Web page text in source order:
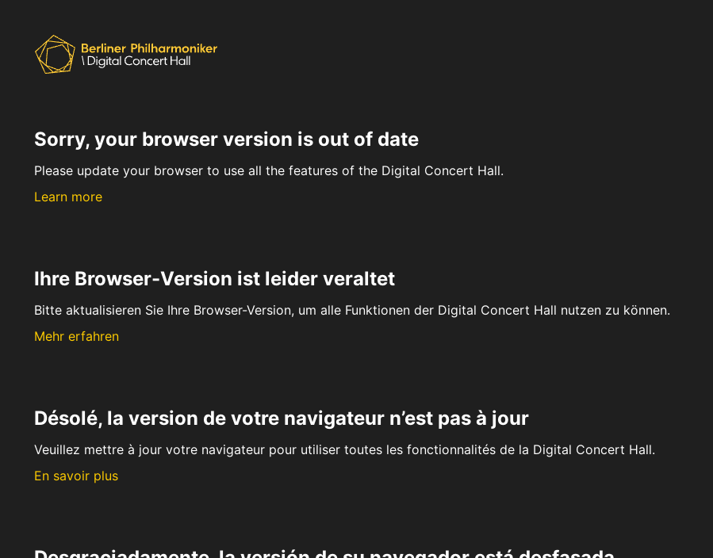
Sorry, your browser version is out of date
Please update your browser to use all the features of the Digital Concert Hall.
Learn more
Ihre Browser-Version ist leider veraltet
Bitte aktualisieren Sie Ihre Browser-Version, um alle Funktionen der Digital Concert Hall nutzen zu können.
Mehr erfahren
Désolé, la version de votre navigateur n’est pas à jour
Veuillez mettre à jour votre navigateur pour utiliser toutes les fonctionnalités de la Digital Concert Hall.
En savoir plus